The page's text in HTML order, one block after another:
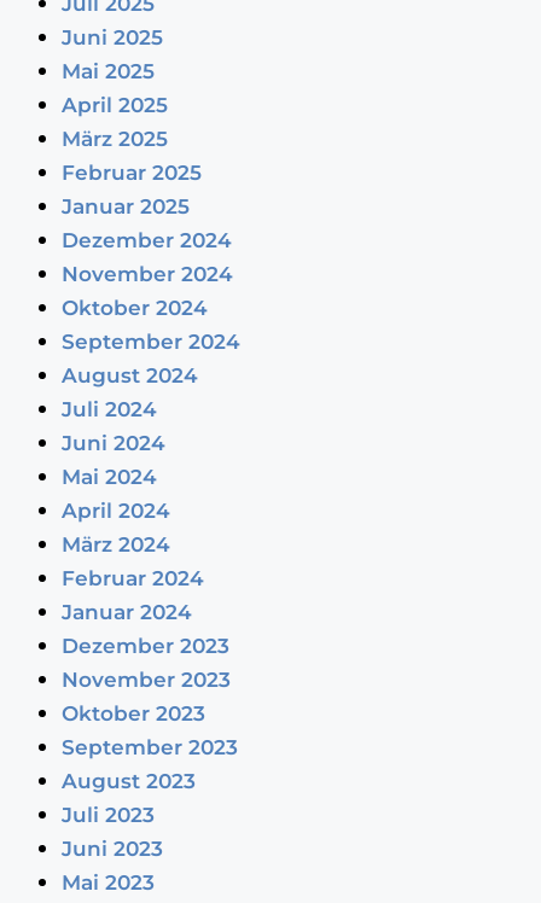
Juni 2025
Mai 2025
April 2025
März 2025
Februar 2025
Januar 2025
Dezember 2024
November 2024
Oktober 2024
September 2024
August 2024
Juli 2024
Juni 2024
Mai 2024
April 2024
März 2024
Februar 2024
Januar 2024
Dezember 2023
November 2023
Oktober 2023
September 2023
August 2023
Juli 2023
Juni 2023
Mai 2023